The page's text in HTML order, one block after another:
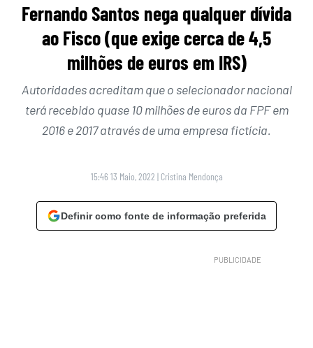
Fernando Santos nega qualquer dívida
ao Fisco (que exige cerca de 4,5
milhões de euros em IRS)
Autoridades acreditam que o selecionador nacional
terá recebido quase 10 milhões de euros da FPF em
2016 e 2017 através de uma empresa fictícia.
15:46 13 Maio, 2022 | Cristina Mendonça
Definir como fonte de informação preferida